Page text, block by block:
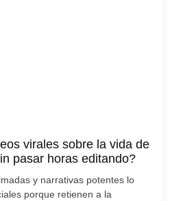
virales sobre la vida de
pasar horas editando?
y narrativas potentes lo
porque retienen a la